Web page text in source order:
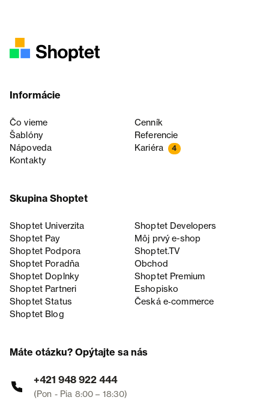
Informácie
Čo vieme
Cenník
Šablóny
Referencie
Nápoveda
Kariéra 4
Kontakty
Skupina Shoptet
Shoptet Univerzita
Shoptet Developers
Shoptet Pay
Môj prvý e-shop
Shoptet Podpora
Shoptet.TV
Shoptet Poradňa
Obchod
Shoptet Doplnky
Shoptet Premium
Shoptet Partneri
Eshopisko
Shoptet Status
Česká e‑commerce
Shoptet Blog
Máte otázku? Opýtajte sa nás
+421 948 922 444
(Pon - Pia 8:00 – 18:30)